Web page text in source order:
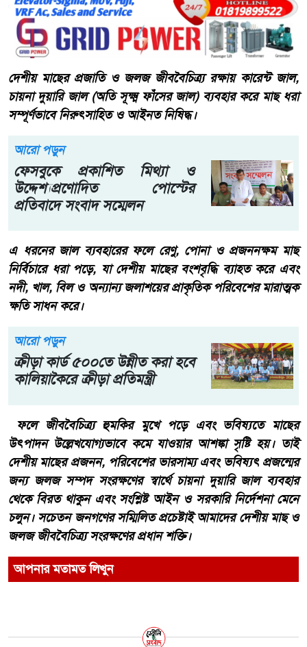
দেশীয় মাছের প্রজাতি ও জলজ জীববৈচিত্র্য রক্ষায় কারেন্ট জাল,
চায়না দুয়ারি জাল (অতি সূক্ষ্ম ফাঁসের জাল) ব্যবহার করে মাছ ধরা
সম্পূর্ণভাবে নিরুৎসাহিত ও আইনত নিষিদ্ধ।
আরো পড়ুন
ফেসবুকে প্রকাশিত মিথ্যা ও
উদ্দেশ্যপ্রণোদিত পোস্টের
প্রতিবাদে সংবাদ সম্মেলন
এ ধরনের জাল ব্যবহারের ফলে রেণু, পোনা ও প্রজননক্ষম মাছ
নির্বিচারে ধরা পড়ে, যা দেশীয় মাছের বংশবৃদ্ধি ব্যাহত করে এবং
নদী, খাল, বিল ও অন্যান্য জলাশয়ের প্রাকৃতিক পরিবেশের মারাত্মক
ক্ষতি সাধন করে।
আরো পড়ুন
ক্রীড়া কার্ড ৫০০তে উন্নীত করা হবে
কালিয়াকৈরে ক্রীড়া প্রতিমন্ত্রী
ফলে জীববৈচিত্র্য হুমকির মুখে পড়ে এবং ভবিষ্যতে মাছের
উৎপাদন উল্লেখযোগ্যভাবে কমে যাওয়ার আশঙ্কা সৃষ্টি হয়। তাই
দেশীয় মাছের প্রজনন, পরিবেশের ভারসাম্য এবং ভবিষ্যৎ প্রজন্মের
জন্য জলজ সম্পদ সংরক্ষণের স্বার্থে চায়না দুয়ারি জাল ব্যবহার
থেকে বিরত থাকুন এবং সংশ্লিষ্ট আইন ও সরকারি নির্দেশনা মেনে
চলুন। সচেতন জনগণের সম্মিলিত প্রচেষ্টাই আমাদের দেশীয় মাছ ও
জলজ জীববৈচিত্র্য সংরক্ষণের প্রধান শক্তি।
আপনার মতামত লিখুন